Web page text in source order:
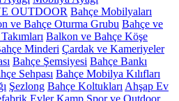
OUTDOOR Bahçe Mobilyaları
ve Bahçe Oturma Grubu Bahçe ve
Balkon ve Bahçe Köşe
Minderi Çardak ve Kameriyeler
Bahçe Şemsiyesi Bahçe Bankı
Sehpası Bahçe Mobilya Kılıfları
Şezlong Bahçe Koltukları Ahşap Ev
Evler Kamp Spor ve Outdoor